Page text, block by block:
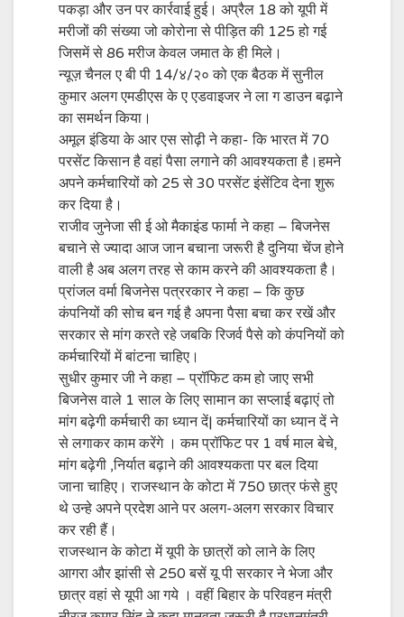
पकड़ा और उन पर कार्रवाई हुई। अप्रैल 18 को यूपी में
मरीजों की संख्या जो कोरोना से पीड़ित की 125 हो गई
जिसमें से 86 मरीज केवल जमात के ही मिले।
न्यूज़ चैनल ए बी पी 14/४/२० को एक बैठक में सुनील
कुमार अलग एमडीएस के ए एडवाइजर ने ला ग डाउन बढ़ाने
का समर्थन किया।
अमूल इंडिया के आर एस सोढ़ी ने कहा- कि भारत में 70
परसेंट किसान है वहां पैसा लगाने की आवश्यकता है।हमने
अपने कर्मचारियों को 25 से 30 परसेंट इंसेंटिव देना शुरू
कर दिया है।
राजीव जुनेजा सी ई ओ मैकाइंड फार्मा ने कहा – बिजनेस
बचाने से ज्यादा आज जान बचाना जरूरी है दुनिया चेंज होने
वाली है अब अलग तरह से काम करने की आवश्यकता है।
प्रांजल वर्मा बिजनेस पत्ररकार ने कहा – कि कुछ
कंपनियों की सोच बन गई है अपना पैसा बचा कर रखें और
सरकार से मांग करते रहे जबकि रिजर्व पैसे को कंपनियों को
कर्मचारियों में बांटना चाहिए।
सुधीर कुमार जी ने कहा – प्रॉफिट कम हो जाए सभी
बिजनेस वाले 1 साल के लिए सामान का सप्लाई बढ़ाएं तो
मांग बढ़ेगी कर्मचारी का ध्यान दें| कर्मचारियों का ध्यान दें ने
से लगाकर काम करेंगे । कम प्रॉफिट पर 1 वर्ष माल बेचे,
मांग बढ़ेगी ,निर्यात बढ़ाने की आवश्यकता पर बल दिया
जाना चाहिए। राजस्थान के कोटा में 750 छात्र फंसे हुए
थे उन्हे अपने प्रदेश आने पर अलग-अलग सरकार विचार
कर रही हैं।
राजस्थान के कोटा में यूपी के छात्रों को लाने के लिए
आगरा और झांसी से 250 बसें यू पी सरकार ने भेजा और
छात्र वहां से यूपी आ गये । वहीं बिहार के परिवहन मंत्री